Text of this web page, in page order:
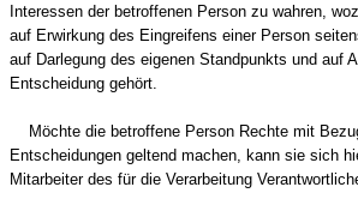
Interessen der betroffenen Person zu wahren,
auf Erwirkung des Eingreifens einer Person
auf Darlegung des eigenen Standpunkts und auf
Entscheidung gehört.
Möchte die betroffene Person Rechte mit
Entscheidungen geltend machen, kann sie sich
Mitarbeiter des für die Verarbeitung